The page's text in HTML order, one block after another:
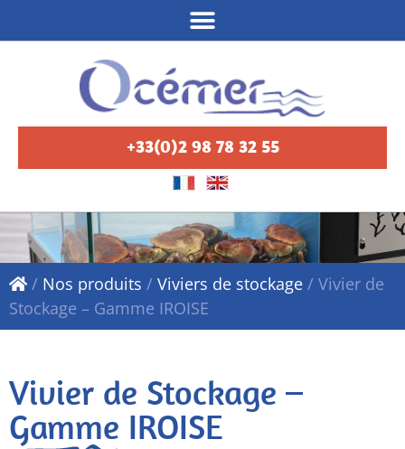
+33(0)2 98 78 32 55
/ Nos produits / Viviers de stockage / Vivier de
Stockage – Gamme IROISE
Vivier de Stockage –
Gamme IROISE